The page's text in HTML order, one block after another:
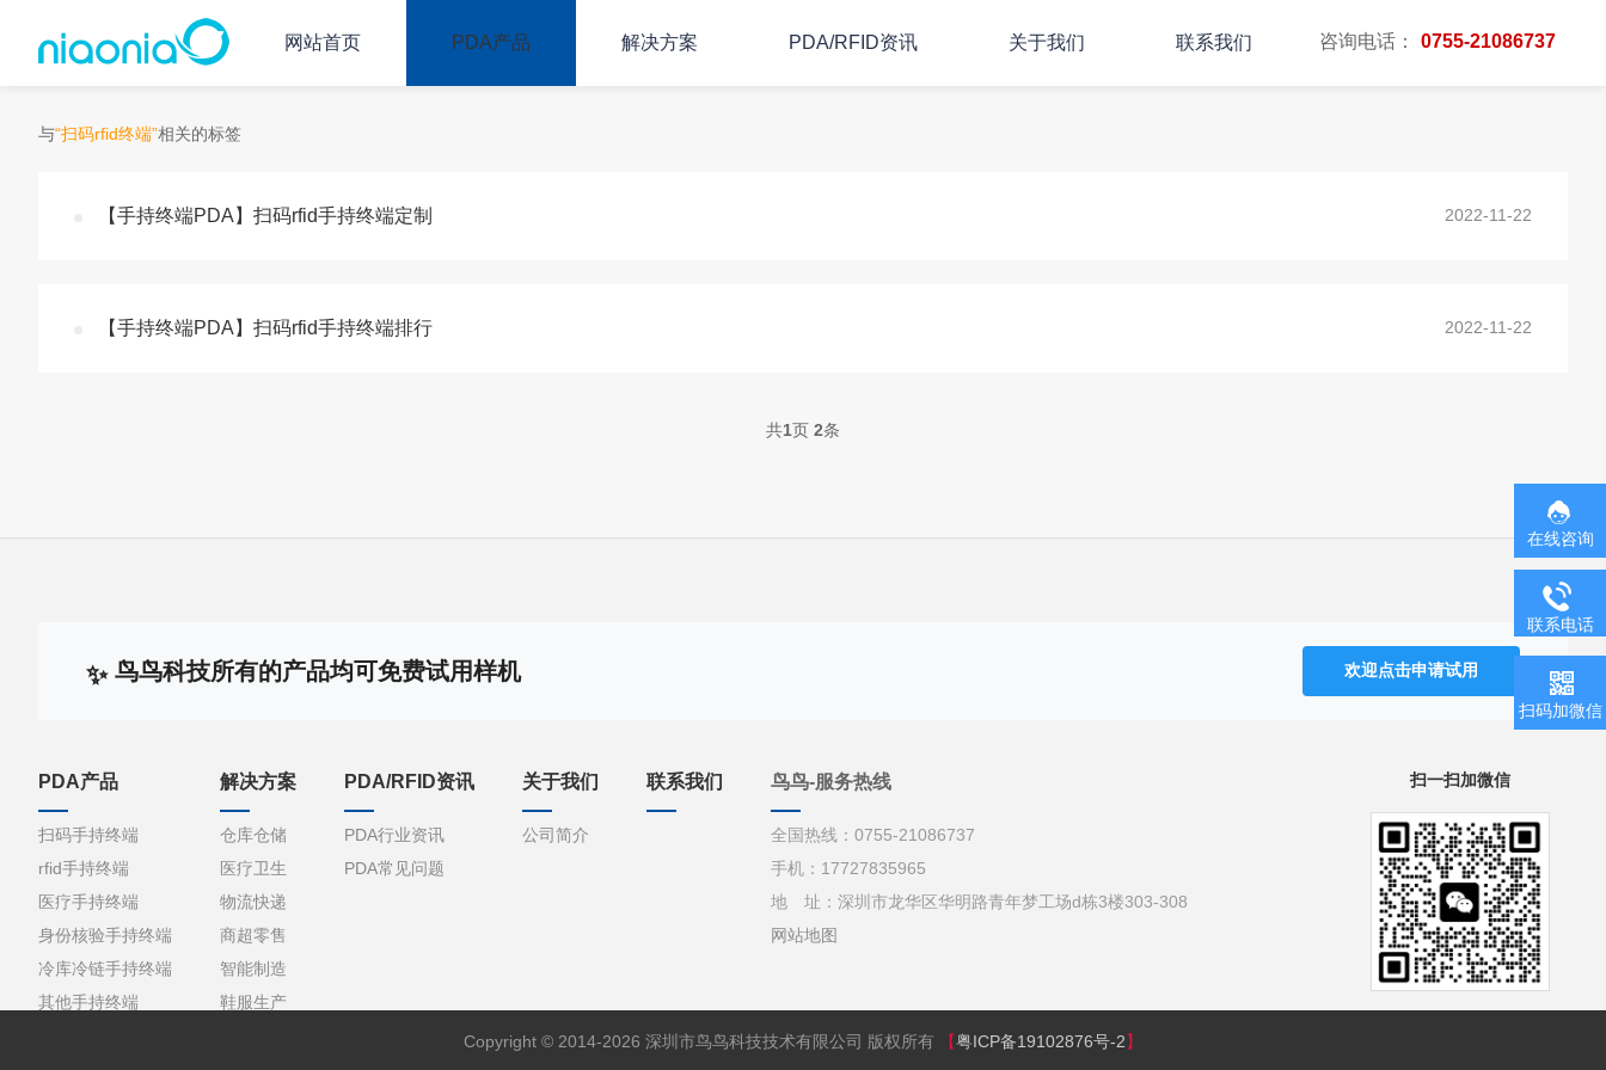
网站首页 PDA产品 解决方案 PDA/RFID资讯 关于我们 联系我们 咨询电话： 0755-21086737
与“扫码rfid终端”相关的标签
主页 TAG标签
【手持终端PDA】扫码rfid手持终端定制 2022-11-22
【手持终端PDA】扫码rfid手持终端排行 2022-11-22
共1页 2条
鸟鸟科技所有的产品均可免费试用样机 欢迎点击申请试用
PDA产品
扫码手持终端
rfid手持终端
医疗手持终端
身份核验手持终端
冷库冷链手持终端
其他手持终端
解决方案
仓库仓储
医疗卫生
物流快递
商超零售
智能制造
鞋服生产
PDA/RFID资讯
PDA行业资讯
PDA常见问题
关于我们
公司简介
联系我们 鸟鸟-服务热线
全国热线：0755-21086737
手机：17727835965
地 址：深圳市龙华区华明路青年梦工场d栋3楼303-308
网站地图
扫一扫加微信
Copyright © 2014-2026 深圳市鸟鸟科技技术有限公司 版权所有 【粤ICP备19102876号-2】
在线咨询
联系电话
扫码加微信